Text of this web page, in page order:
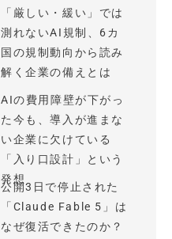
「厳しい・緩い」では
測れないAI規制、6カ
国の規制動向から読み
解く企業の備えとは
AIの費用障壁が下がっ
た今も、導入が進まな
い企業に欠けている
「入り口設計」という
発想
公開3日で停止された
「Claude Fable 5」は
なぜ復活できたのか？